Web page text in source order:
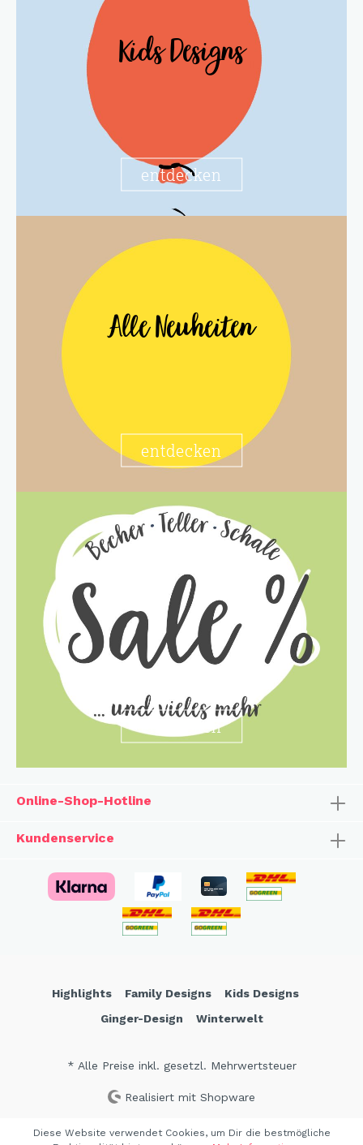
Kids Designs
entdecken
Alle Neuheiten
entdecken
entdecken
Online-Shop-Hotline
Kundenservice
Highlights Family Designs
Kids Designs
Ginger-Design
Winterwelt
* Alle Preise inkl. gesetzl. Mehrwertsteuer
Realisiert mit Shopware
Diese Website verwendet Cookies, um Dir die bestmögliche